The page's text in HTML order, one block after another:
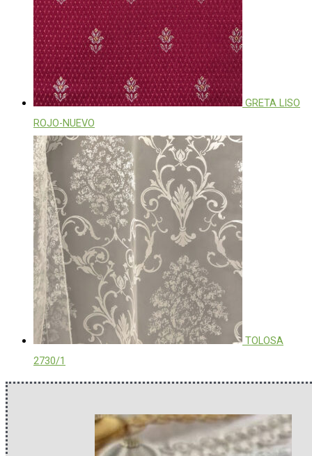
GRETA LISO
ROJO-NUEVO
TOLOSA
2730/1